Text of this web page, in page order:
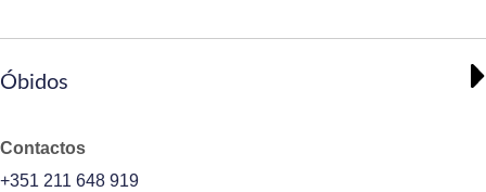
Óbidos
Contactos
+351 211 648 919